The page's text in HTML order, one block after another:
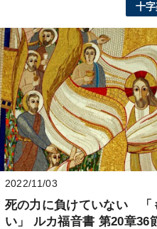
十
2022/11/03
死の力に負けていない 「
い」 ルカ福音書 第20章36